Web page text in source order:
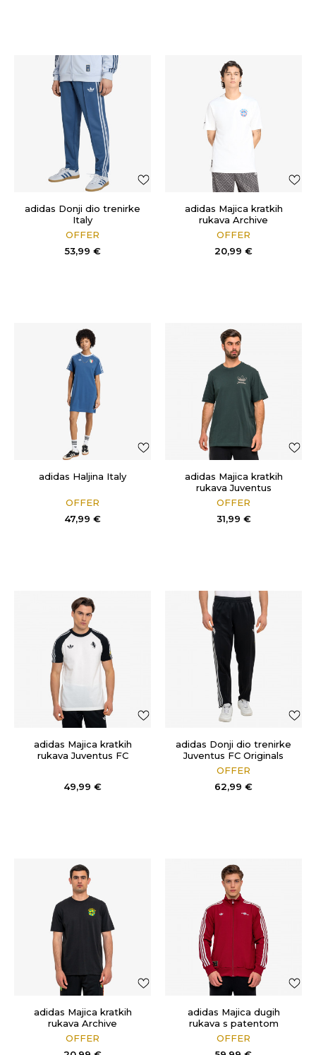
adidas Donji dio trenirke
Italy
OFFER
53,99 €
adidas Majica kratkih
rukava Archive
OFFER
20,99 €
adidas Haljina Italy
OFFER
47,99 €
adidas Majica kratkih
rukava Juventus
OFFER
31,99 €
adidas Majica kratkih
rukava Juventus FC
49,99 €
adidas Donji dio trenirke
Juventus FC Originals
OFFER
62,99 €
adidas Majica kratkih
rukava Archive
OFFER
adidas Majica dugih
rukava s patentom
Arsenal
OFFER